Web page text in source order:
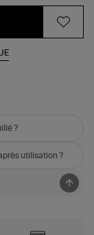
?
utilisation ?